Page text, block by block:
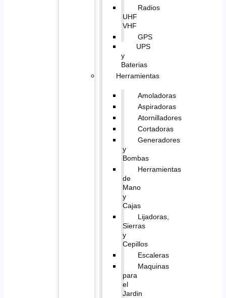
Radios
UHF
VHF
GPS
UPS
y
Baterias
Herramientas
Amoladoras
Aspiradoras
Atornilladores
Cortadoras
Generadores
y
Bombas
Herramientas
de
Mano
y
Cajas
Lijadoras,
Sierras
y
Cepillos
Escaleras
Maquinas
para
el
Jardin